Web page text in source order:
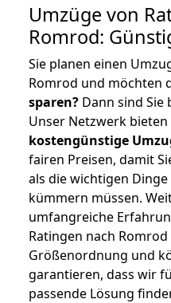
Umzüge von
Romrod:
Sie planen einen
Romrod und möchten
sparen? Dann sind Sie
Unser Netzwerk bieten
kostengünstige
fairen Preisen, damit
als die wichtigen
kümmern müssen.
umfangreiche
Ratingen nach
Größenordnung und
garantieren, dass wir
passende Lösung